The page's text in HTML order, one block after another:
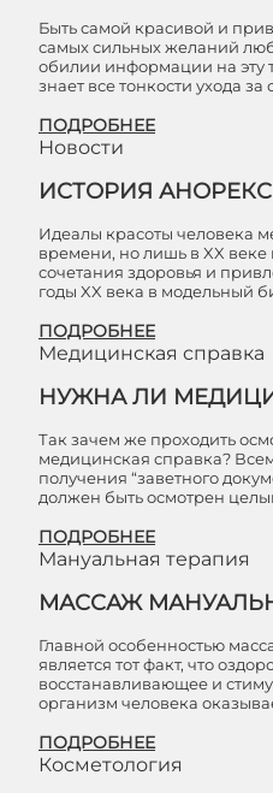
Быть самой красивой и
самых сильных желаний
обилии информации на эту
знает все тонкости ухода за
ПОДРОБНЕЕ
Новости
ИСТОРИЯ
Идеалы красоты человека
времени, но лишь в XX
сочетания здоровья и
годы XX века в модельный
ПОДРОБНЕЕ
Медицинская справка
НУЖНА ЛИ
Так зачем же проходить
медицинская справка?
получения “заветного
должен быть осмотрен
ПОДРОБНЕЕ
Мануальная терапия
МАССАЖ
Главной особенностью
является тот факт, что
восстанавливающее и
организм человека
ПОДРОБНЕЕ
Косметология